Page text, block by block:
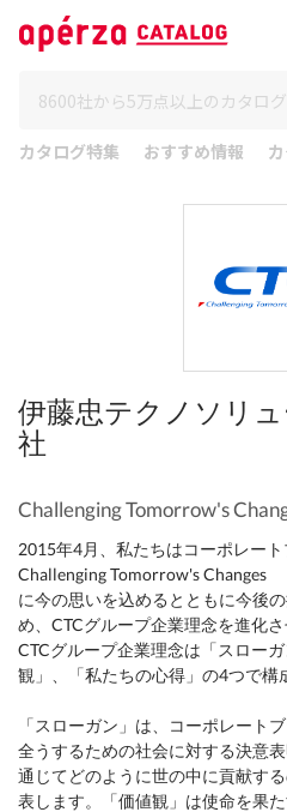
カタログ特集 おすすめ情報
伊藤忠テクノソリ
社
Challenging Tomorrow's
2015年4月、私たちはコーポレー
Challenging Tomorrow's Changes
に今の思いを込めるとともに今後
め、CTCグループ企業理念を進化さ
CTCグループ企業理念は「スロー
観」、「私たちの心得」の4つで構
「スローガン」は、コーポレート
全うするための社会に対する決意
通じてどのように世の中に貢献す
表します。「価値観」は使命を果